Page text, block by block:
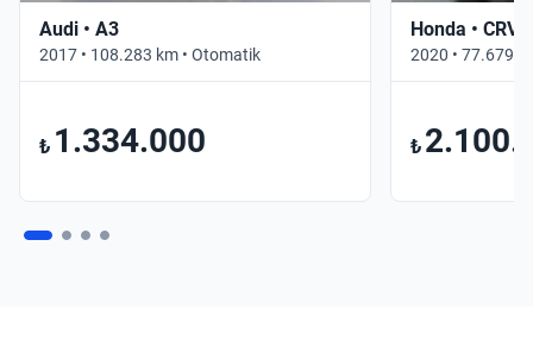
Audi • A3
2017 • 108.283 km • Otomatik
₺ 1.334.000
Honda • CRV
2020 • 77.679
₺